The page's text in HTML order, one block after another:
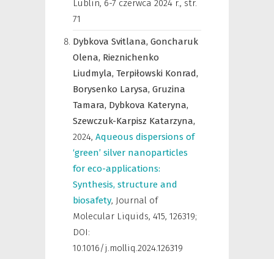
Lublin, 6-7 czerwca 2024 r., str.
71
Dybkova Svitlana, Goncharuk
Olena, Rieznichenko
Liudmyla, Terpiłowski Konrad,
Borysenko Larysa, Gruzina
Tamara, Dybkova Kateryna,
Szewczuk-Karpisz Katarzyna,
2024, Aqueous dispersions of
‘green’ silver nanoparticles
for eco-applications:
Synthesis, structure and
biosafety, Journal of
Molecular Liquids, 415, 126319;
DOI:
10.1016/j.molliq.2024.126319